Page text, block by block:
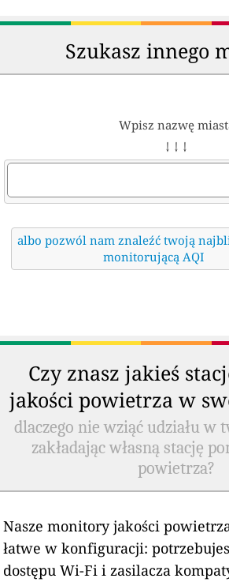
Szukasz innego
Wpisz nazwę
↓ ↓ ↓
albo pozwól nam znaleźć twoją
monitorującą AQI
Czy znasz jakieś
jakości powietrza w
dlaczego nie wziąć udziału w
zakładając własną stację
powietrza?
Nasze monitory jakości
łatwe w konfiguracji:
dostępu Wi-Fi i zasilacza